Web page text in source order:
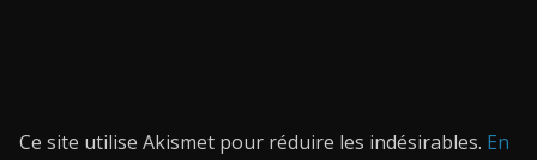
Ce site utilise Akismet pour réduire les indésirables. En